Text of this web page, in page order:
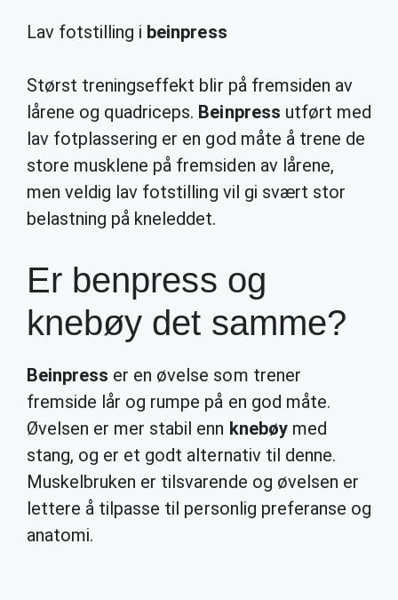
Lav fotstilling i beinpress
Størst treningseffekt blir på fremsiden av
lårene og quadriceps. Beinpress utført med
lav fotplassering er en god måte å trene de
store musklene på fremsiden av lårene,
men veldig lav fotstilling vil gi svært stor
belastning på kneleddet.
Er benpress og
knebøy det samme?
Beinpress er en øvelse som trener
fremside lår og rumpe på en god måte.
Øvelsen er mer stabil enn knebøymed
stang, og er et godt alternativ til denne.
Muskelbruken er tilsvarende og øvelsen er
lettere å tilpasse til personlig preferanse og
anatomi.